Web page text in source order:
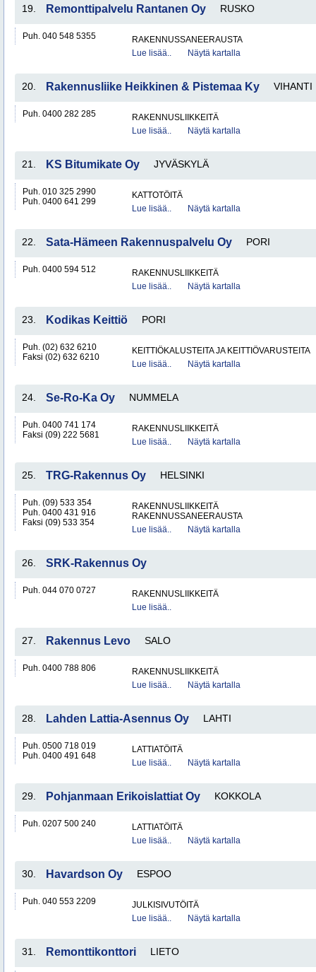
19. Remonttipalvelu Rantanen Oy RUSKO
Puh. 040 548 5355
RAKENNUSSANEERAUSTA
Lue lisää..
Näytä kartalla
20. Rakennusliike Heikkinen & Pistemaa Ky VIHANTI
Puh. 0400 282 285
RAKENNUSLIIKKEITÄ
Lue lisää..
Näytä kartalla
21. KS Bitumikate Oy JYVÄSKYLÄ
Puh. 010 325 2990
Puh. 0400 641 299
KATTOTÖITÄ
Lue lisää..
Näytä kartalla
22. Sata-Hämeen Rakennuspalvelu Oy PORI
Puh. 0400 594 512
RAKENNUSLIIKKEITÄ
Lue lisää..
Näytä kartalla
23. Kodikas Keittiö PORI
Puh. (02) 632 6210
Faksi (02) 632 6210
KEITTIÖKALUSTEITA JA KEITTIÖVARUSTEITA
Lue lisää..
Näytä kartalla
24. Se-Ro-Ka Oy NUMMELA
Puh. 0400 741 174
Faksi (09) 222 5681
RAKENNUSLIIKKEITÄ
Lue lisää..
Näytä kartalla
25. TRG-Rakennus Oy HELSINKI
Puh. (09) 533 354
Puh. 0400 431 916
Faksi (09) 533 354
RAKENNUSLIIKKEITÄ
RAKENNUSSANEERAUSTA
Lue lisää..
Näytä kartalla
26. SRK-Rakennus Oy
Puh. 044 070 0727
RAKENNUSLIIKKEITÄ
Lue lisää..
27. Rakennus Levo SALO
Puh. 0400 788 806
RAKENNUSLIIKKEITÄ
Lue lisää..
Näytä kartalla
28. Lahden Lattia-Asennus Oy LAHTI
Puh. 0500 718 019
Puh. 0400 491 648
LATTIATÖITÄ
Lue lisää..
Näytä kartalla
29. Pohjanmaan Erikoislattiat Oy KOKKOLA
Puh. 0207 500 240
LATTIATÖITÄ
Lue lisää..
Näytä kartalla
30. Havardson Oy ESPOO
Puh. 040 553 2209
JULKISIVUTÖITÄ
Lue lisää..
Näytä kartalla
31. Remonttikonttori LIETO